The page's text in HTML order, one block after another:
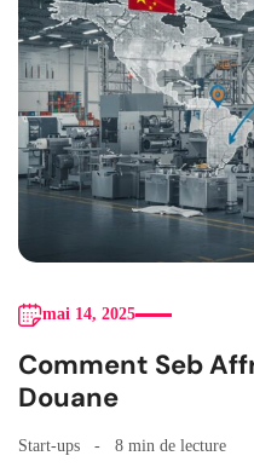
mai 14, 2025
Comment Seb
Douane
Start-ups 8 min de lecture